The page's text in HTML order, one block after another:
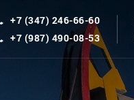
+7 (347) 246-66-60
+7 (987) 490-08-53